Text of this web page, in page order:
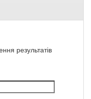
результатів